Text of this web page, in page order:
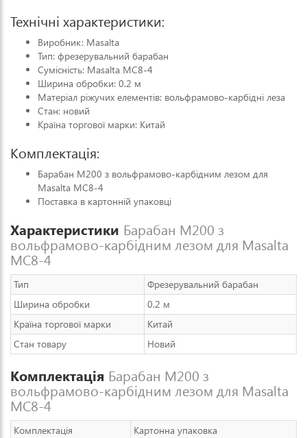
Технічні характеристики:
Виробник: Masalta
Тип: фрезерувальний барабан
Сумісність: Masalta MC8‑4
Ширина обробки: 0.2 м
Матеріал ріжучих елементів: вольфрамово‑карбідні леза
Стан: новий
Країна торгової марки: Китай
Комплектація:
Барабан M200 з вольфрамово‑карбідним лезом для
Masalta MC8‑4
Поставка в картонній упаковці
Характеристики Барабан M200 з
вольфрамово-карбідним лезом для Masalta
MC8-4
Тип
Фрезерувальний барабан
Ширина обробки
0.2 м
Країна торгової марки
Китай
Стан товару
Новий
Комплектація Барабан M200 з
вольфрамово-карбідним лезом для Masalta
MC8-4
Комплектація Картонна упаковка